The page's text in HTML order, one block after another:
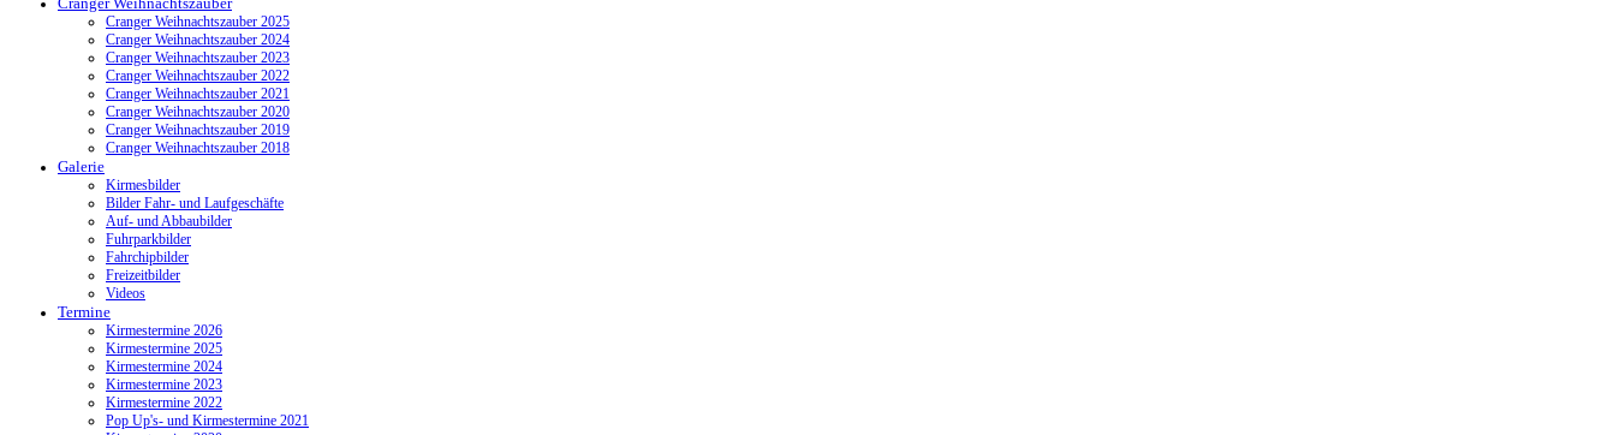
Cranger Weihnachtszauber 2025
Cranger Weihnachtszauber 2024
Cranger Weihnachtszauber 2023
Cranger Weihnachtszauber 2022
Cranger Weihnachtszauber 2021
Cranger Weihnachtszauber 2020
Cranger Weihnachtszauber 2019
Cranger Weihnachtszauber 2018
Galerie
Kirmesbilder
Bilder Fahr- und Laufgeschäfte
Auf- und Abbaubilder
Fuhrparkbilder
Fahrchipbilder
Freizeitbilder
Videos
Termine
Kirmestermine 2026
Kirmestermine 2025
Kirmestermine 2024
Kirmestermine 2023
Kirmestermine 2022
Pop Up's- und Kirmestermine 2021